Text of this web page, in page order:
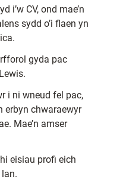
i’w CV, ond mae’n
sydd o’i flaen yn
gyda pac
i ni wneud fel pac,
erbyn chwaraewyr
Mae’n amser
eisiau profi eich